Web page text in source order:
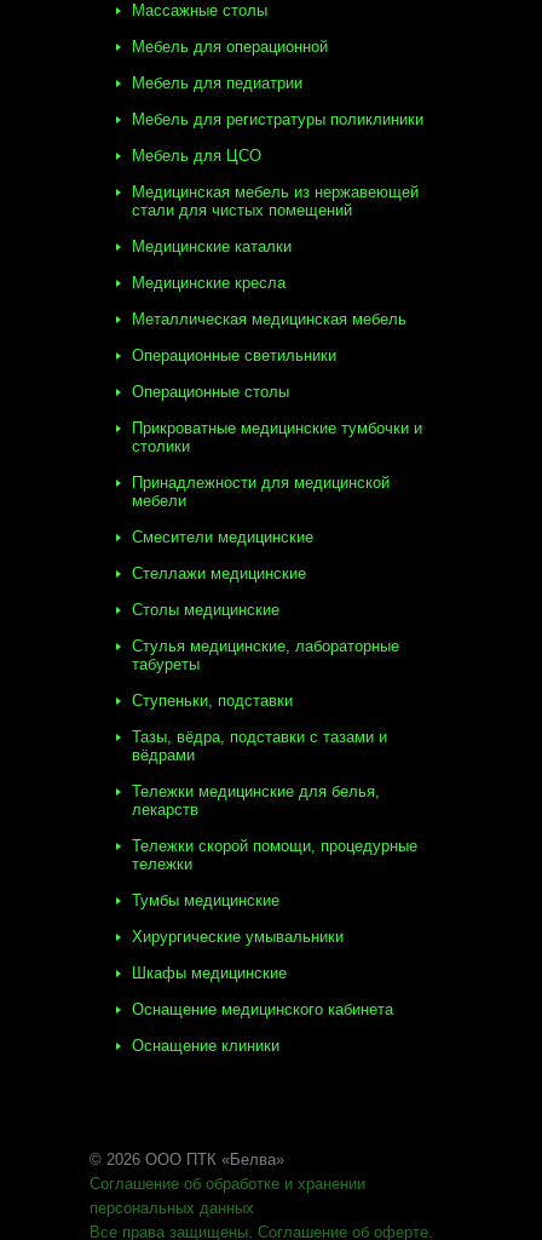
Массажные столы
Мебель для операционной
Мебель для педиатрии
Мебель для регистратуры поликлиники
Мебель для ЦСО
Медицинская мебель из нержавеющей
стали для чистых помещений
Медицинские каталки
Медицинские кресла
Металлическая медицинская мебель
Операционные светильники
Операционные столы
Прикроватные медицинские тумбочки и
столики
Принадлежности для медицинской
мебели
Смесители медицинские
Стеллажи медицинские
Столы медицинские
Стулья медицинские, лабораторные
табуреты
Ступеньки, подставки
Тазы, вёдра, подставки с тазами и
вёдрами
Тележки медицинские для белья,
лекарств
Тележки скорой помощи, процедурные
тележки
Тумбы медицинские
Хирургические умывальники
Шкафы медицинские
Оснащение медицинского кабинета
Оснащение клиники
© 2026 ООО ПТК «Белва»
Соглашение об обработке и хранении
персональных данных
Все права защищены. Соглашение об оферте.